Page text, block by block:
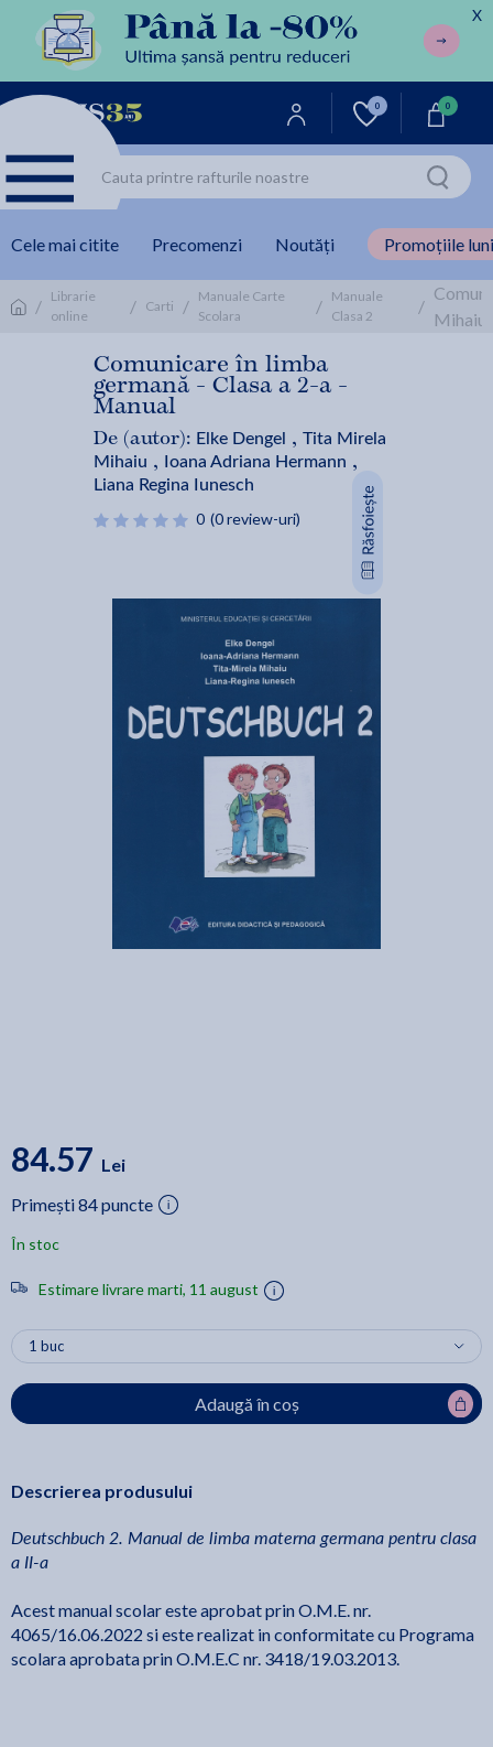
X
0 0
Cele mai citite Precomenzi Noutăți Promoțiile
/ Librarie
online
/ Carti /
Manuale Carte
Scolara
/
Manuale
Clasa 2
/
Mihaiu,
Comunicare în limba
germană - Clasa a 2-a -
Manual
De (autor): Elke Dengel , Tita Mirela
Mihaiu , Ioana Adriana Hermann ,
Liana Regina Iunesch
0 (0 review-uri)
84.57 Lei
Primești 84 puncte
În stoc
Estimare livrare marti, 11 august
Adaugă în coș
Descrierea produsului
Deutschbuch 2. Manual de limba materna germana pentru clasa
a II-a
Acest manual scolar este aprobat prin O.M.E. nr.
4065/16.06.2022 si este realizat in conformitate cu Programa
scolara aprobata prin O.M.E.C nr. 3418/19.03.2013.